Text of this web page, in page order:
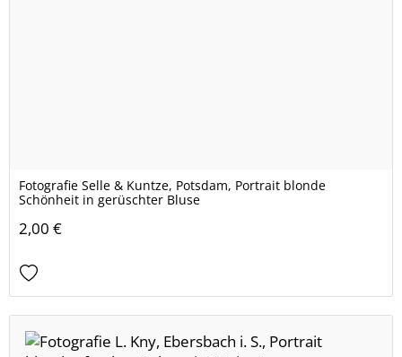
Fotografie Selle & Kuntze, Potsdam, Portrait blonde
Schönheit in gerüschter Bluse
2,00 €